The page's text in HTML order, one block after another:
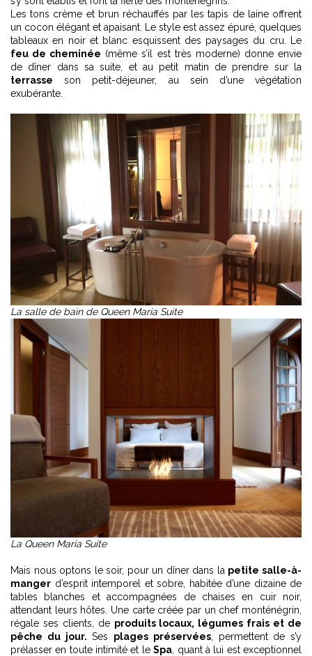
Les tons crème et brun réchauffés par les tapis de laine offrent
un cocon élégant et apaisant. Le style est assez épuré, quelques
tableaux en noir et blanc esquissent des paysages du cru. Le
feu de cheminée (même s’il est très moderne) donne envie
de dîner dans sa suite, et au petit matin de prendre sur la
terrasse son petit-déjeuner, au sein d’une végétation
exubérante.
La salle de bain de Queen Maria Suite
La Queen Maria Suite
Mais nous optons le soir, pour un dîner dans la petite salle-à-
manger d’esprit intemporel et sobre, habitée d’une dizaine de
tables blanches et accompagnées de chaises en cuir noir,
attendant leurs hôtes. Une carte créée par un chef monténégrin,
régale ses clients, de produits locaux, légumes frais et de
pêche du jour. Ses plages préservées, permettent de s’y
prélasser en toute intimité et leSpa , quant à lui est exceptionnel